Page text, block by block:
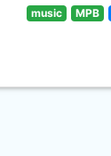
music MPB